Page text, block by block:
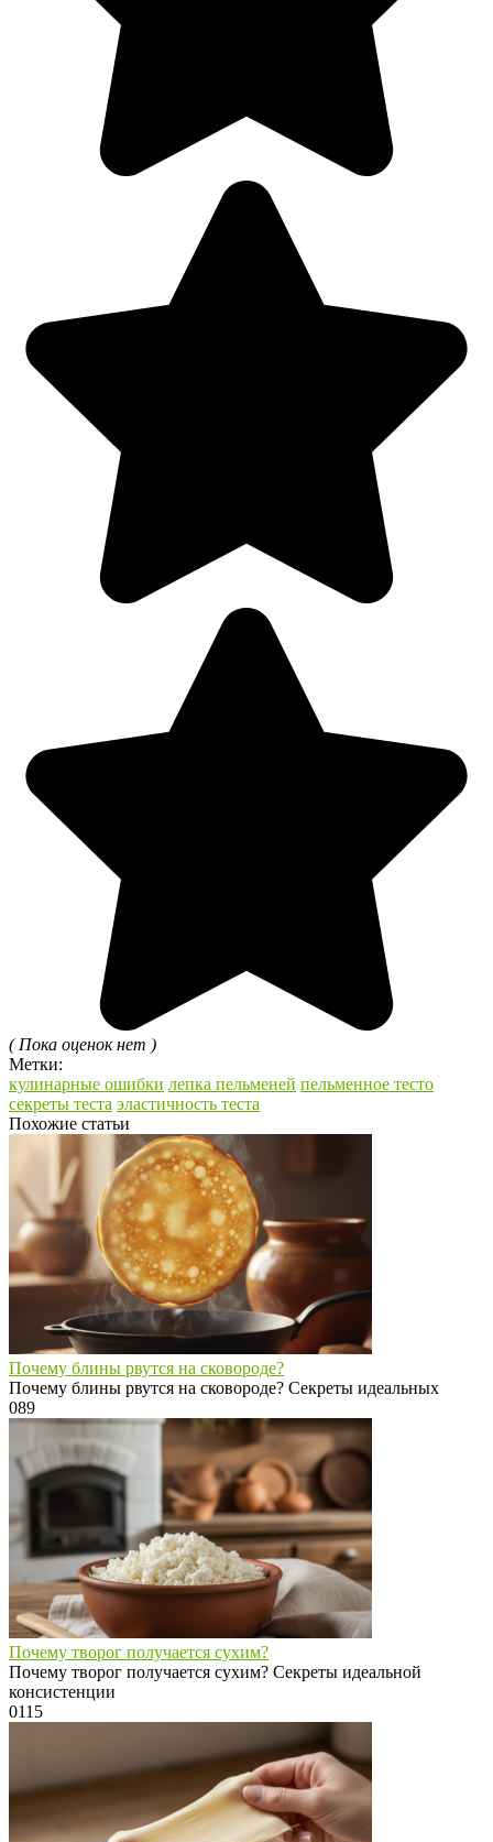
( Пока оценок нет )
Метки:
кулинарные ошибки лепка пельменей пельменное тесто
секреты теста эластичность теста
Похожие статьи
Почему блины рвутся на сковороде?
Почему блины рвутся на сковороде? Секреты идеальных
089
Почему творог получается сухим?
Почему творог получается сухим? Секреты идеальной
консистенции
0115